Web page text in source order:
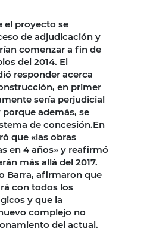
el proyecto se
de adjudicación y
comenzar a fin de
del 2014. El
responder acerca
en primer
sería perjudicial
además, se
de concesión.En
que «las obras
en 4 años» y reafirmó
más allá del 2017.
Barra, afirmaron que
con todos los
y que la
complejo no
del actual.